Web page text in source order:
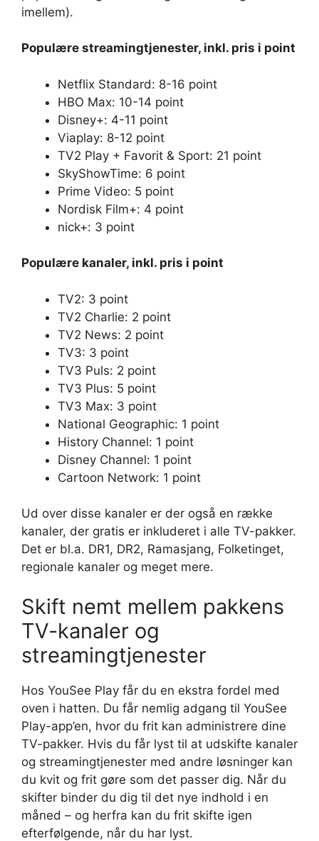
imellem).
Populære streamingtjenester, inkl. pris i point
Netflix Standard: 8-16 point
HBO Max: 10-14 point
Disney+: 4-11 point
Viaplay: 8-12 point
TV2 Play + Favorit & Sport: 21 point
SkyShowTime: 6 point
Prime Video: 5 point
Nordisk Film+: 4 point
nick+: 3 point
Populære kanaler, inkl. pris i point
TV2: 3 point
TV2 Charlie: 2 point
TV2 News: 2 point
TV3: 3 point
TV3 Puls: 2 point
TV3 Plus: 5 point
TV3 Max: 3 point
National Geographic: 1 point
History Channel: 1 point
Disney Channel: 1 point
Cartoon Network: 1 point
Ud over disse kanaler er der også en række
kanaler, der gratis er inkluderet i alle TV-pakker.
Det er bl.a. DR1, DR2, Ramasjang, Folketinget,
regionale kanaler og meget mere.
Skift nemt mellem pakkens
TV-kanaler og
streamingtjenester
Hos YouSee Play får du en ekstra fordel med
oven i hatten. Du får nemlig adgang til YouSee
Play-app’en, hvor du frit kan administrere dine
TV-pakker. Hvis du får lyst til at udskifte kanaler
og streamingtjenester med andre løsninger kan
du kvit og frit gøre som det passer dig. Når du
skifter binder du dig til det nye indhold i en
måned – og herfra kan du frit skifte igen
efterfølgende, når du har lyst.